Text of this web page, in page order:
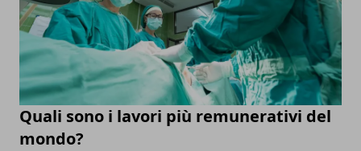
Quali sono i lavori più remunerativi del
mondo?